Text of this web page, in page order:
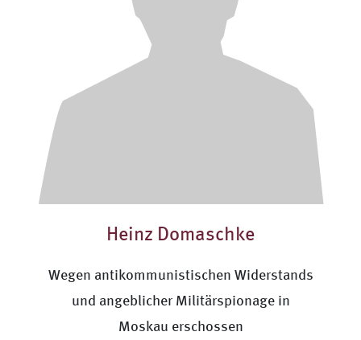
Heinz Domaschke
Wegen antikommunistischen Widerstands
und angeblicher Militärspionage in
Moskau erschossen